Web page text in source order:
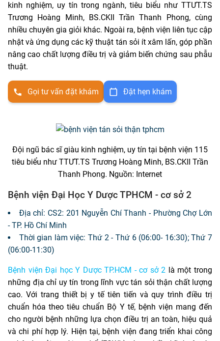
kinh nghiệm, uy tín trong ngành, tiêu biểu như TTƯT.TS
Trương Hoàng Minh, BS.CKII Trần Thanh Phong, cùng
nhiều chuyên gia giỏi khác. Ngoài ra, bệnh viện liên tục cập
nhật và ứng dụng các kỹ thuật tán sỏi ít xâm lấn, góp phần
nâng cao chất lượng điều trị và giảm biến chứng sau phẫu
thuật.
Gọi tư vấn đặt khám Đặt hẹn khám
Đội ngũ bác sĩ giàu kinh nghiệm, uy tín tại bệnh viện 115
tiêu biểu như TTƯT.TS Trương Hoàng Minh, BS.CKII Trần
Thanh Phong. Nguồn: Internet
Bệnh viện Đại Học Y Dược TPHCM - cơ sở 2
Địa chỉ: CS2: 201 Nguyễn Chí Thanh - Phường Chợ Lớn
- TP. Hồ Chí Minh
Thời gian làm việc: Thứ 2 - Thứ 6 (06:00- 16:30); Thứ 7
(06:00-11:30)
Bệnh viện Đại học Y Dược TP.HCM - cơ sở 2 là một trong
những địa chỉ uy tín trong lĩnh vực tán sỏi thận chất lượng
cao. Với trang thiết bị y tế tiên tiến và quy trình điều trị
chuẩn hóa theo tiêu chuẩn Bộ Y tế, bệnh viện mang đến
cho người bệnh những lựa chọn điều trị an toàn, hiệu quả
và chi phí hợp lý. Hiện tại, bệnh viện đang triển khai công